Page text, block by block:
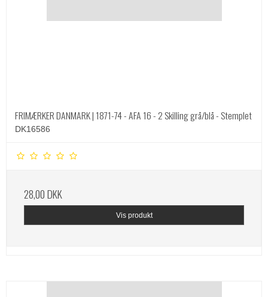
FRIMÆRKER DANMARK | 1871-74 - AFA 16 - 2 Skilling grå/blå - Stemplet
DK16586
28,00 DKK
Vis produkt